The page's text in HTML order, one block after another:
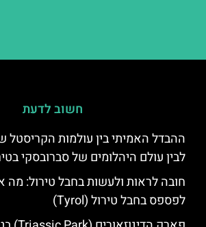
חשוב לדעת
ההבדל האמיתי בין עולמות הקריסטל
לבין עולם היהלומים של סברובסקי
חובה לראות ולעשות בחבל טירול: מה
לפספס בחבל טירול (Tyrol)